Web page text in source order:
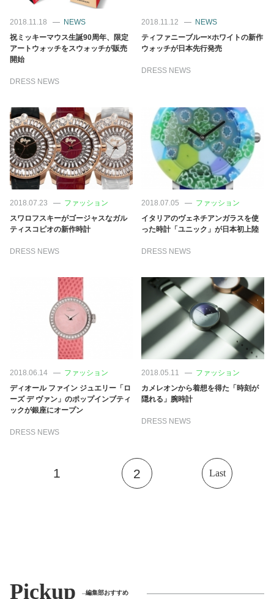
2018.11.18
NEWS
祝ミッキーマウス生誕90周年、限定
アートウォッチをスウォッチが販売
開始
DRESS NEWS
2018.11.12
NEWS
ティファニーブルー×ホワイトの新作
ウォッチが日本先行発売
DRESS NEWS
2018.07.23
ファッション
スワロフスキーがゴージャスなガル
ティスコピオの新作時計
DRESS NEWS
2018.07.05
ファッション
イタリアのヴェネチアンガラスを使
った時計「ユニック」が日本初上陸
DRESS NEWS
2018.06.14
ファッション
ディオール ファイン ジュエリー「ロ
ーズ デ ヴァン」のポップインブティ
ックが銀座にオープン
DRESS NEWS
2018.05.11
ファッション
カメレオンから着想を得た「時刻が
隠れる」腕時計
DRESS NEWS
1 2 Last
Pickup 編集部おすすめ